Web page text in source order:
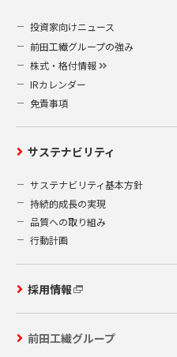
前田工繊株式会社
グループ
（A）当社指定の申請書
個人情報開示等申請書
（B）本人確認の為の
なお、情報開示など
の必要上、郵送によ
りませんので、予め
また、開示等の請求
円の手数料がかかり
手を申請書類に同封
当社は、お客様の個
運営するよう鋭意努
への外部からの不正
投資家向けニュース
前田工繊グループの強み
株式・格付情報
IRカレンダー
免責事項
サステナビリティ
サステナビリティ基本方針
持続的成長の実現
品質への取り組み
行動計画
採用情報
前田工繊グループ